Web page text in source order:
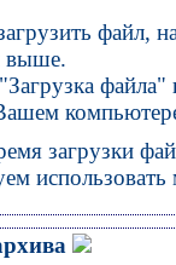
файл,
выше.
загрузки